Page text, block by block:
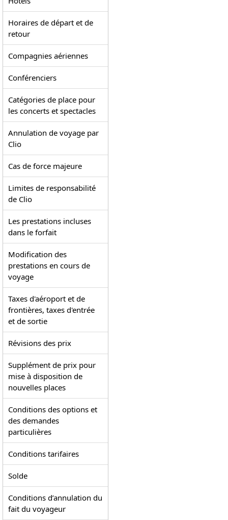
Horaires de départ et de
retour
Compagnies aériennes
Conférenciers
Catégories de place pour
les concerts et spectacles
Annulation de voyage par
Clio
Cas de force majeure
Limites de responsabilité
de Clio
Les prestations incluses
dans le forfait
Modification des
prestations en cours de
voyage
Taxes d'aéroport et de
frontières, taxes d'entrée
et de sortie
Révisions des prix
Supplément de prix pour
mise à disposition de
nouvelles places
Conditions des options et
des demandes
particulières
Conditions tarifaires
Solde
Conditions d’annulation du
fait du voyageur